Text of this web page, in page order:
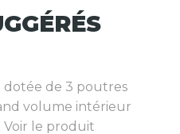
dotée de 3 poutres
volume intérieur
Voir le produit